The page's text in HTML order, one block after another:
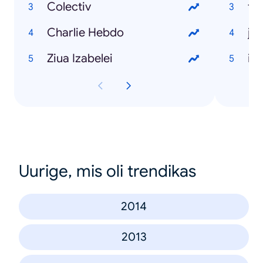
Colectiv
Charlie Hebdo
Ziua Izabelei
Uurige, mis oli trendikas
2014
2013